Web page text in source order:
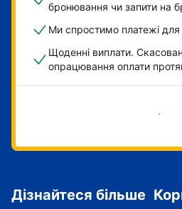
бронювання чи запити на
Ми спростимо платежі для
Щоденні виплати.
опрацювання оплати
Розпочати зараз
Дізнайтеся більше